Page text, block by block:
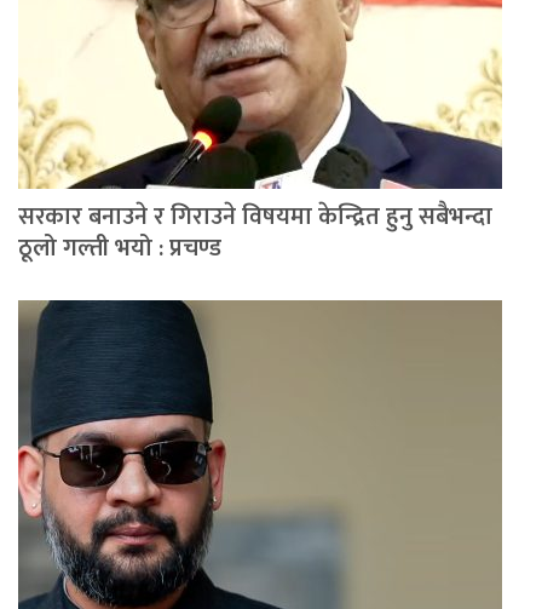
सरकार बनाउने र गिराउने विषयमा केन्द्रित हुनु सबैभन्दा
ठूलो गल्ती भयो : प्रचण्ड